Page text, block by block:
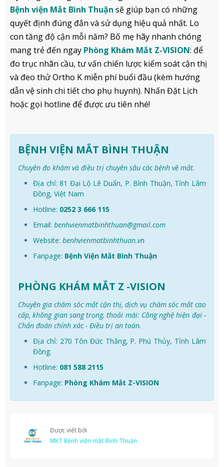
Bệnh viện Mắt Bình Thuận sẽ giúp bạn có những
quyết định đúng đắn và sử dụng hiệu quả nhất. Lo
con tăng độ cận mỗi năm? Bố mẹ hãy nhanh chóng
mang trẻ đến ngay Phòng Khám Mắt Z-VISION: để
đo trục nhãn cầu, tư vấn chiến lược kiểm soát cận thị
và đeo thử Ortho K miễn phí buổi đầu (kèm hướng
dẫn vệ sinh chi tiết cho phụ huynh). Nhấn Đặt Lịch
hoặc gọi hotline để được ưu tiên nhé!
BỆNH VIỆN MẮT BÌNH THUẬN
Chuyên đo khám và điều trị chuyên sâu các bệnh về mắt.
Địa chỉ: 81 Đại Lộ Lê Duẩn, P. Bình Thuận, Tỉnh Lâm
Đồng, Việt Nam
Hotline: 0252 3 666 115
Email: benhvienmatbinhthuan@gmail.com
Website: benhvienmatbinhthuan.vn
Fanpage: Bệnh Viện Mắt Bình Thuận
PHÒNG KHÁM MẮT Z -VISION
Chuyên gia chăm sóc mắt cận thị, dịch vụ chăm sóc mắt cao
cấp, không gian sang trọng, thoải mái: Công nghệ hiện đại -
Chẩn đoán chính xác - Điều trị an toàn.
Địa chỉ: 270 Tôn Đức Thắng, P. Phú Thủy, Tỉnh Lâm
Đồng.
Hotline: 081 588 2115
Fanpage: Phòng Khám Mắt Z-VISION
Được viết bởi
MKT Bệnh viện mắt Bình Thuận